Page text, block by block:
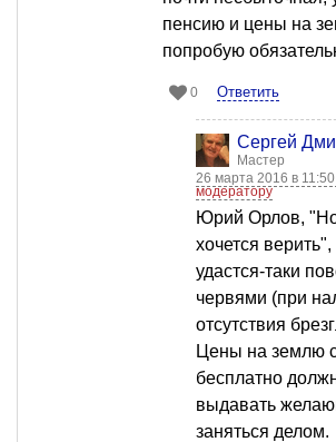
пенсию и цены на
попробую
0 Ответить
Сергей
Мастер
26 марта 2016 в 11:50
модератору
Юрий Орлов,
хочется
удастся-таки
червями (при
отсутствия
Цены на землю
бесплатно
выдавать
заняться делом.